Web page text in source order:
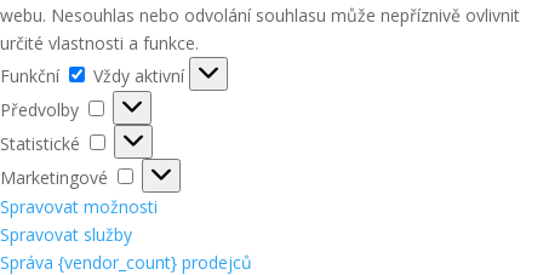
webu. Nesouhlas nebo odvolání souhlasu může nepříznivě ovlivnit
určité vlastnosti a funkce.
Funkční
Funkční
Vždy aktivní
Předvolby
Předvolby
Statistické
Statistické
Marketingové
Marketingové
Spravovat možnosti
Spravovat služby
Správa {vendor_count} prodejců